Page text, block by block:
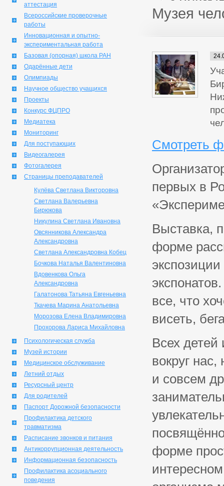
аттестация
Всероссийские проверочные
работы
Инновационная и опытно-
экспериментальная работа
Базовая (опорная) школа РАН
Одарённые дети
Олимпиады
Научное общество учащихся
Проекты
Конкурс ФЦПРО
Медиатека
Мониторинг
Для поступающих
Видеогалерея
Фотогалерея
Страницы преподавателей
Кулёва Светлана Викторовна
Светлана Валерьевна
Бирюкова
Никулина Светлана Ивановна
Овсянникова Александра
Александровна
Светлана Александровна Кобец
Бочкова Наталья Валентиновна
Вдовенкова Ольга
Александровна
Галатонова Татьяна Евгеньевна
Ткачева Марина Анатольевна
Морозова Елена Владимировна
Прохорова Лариса Михайловна
Психологическая служба
Музей истории
Медицинское обслуживание
Летний отдых
Ресурсный центр
Для родителей
Паспорт Дорожной безопасности
Профилактика детского
травматизма
Расписание звонков и питания
Антикоррупционная деятельность
Информационная безопасность
Профилактика асоциального
поведения
Музея
Смотреть
первых в
Выставка,
форме
все, что
висеть,
Всех детей
вокруг нас,
и совсем
форме